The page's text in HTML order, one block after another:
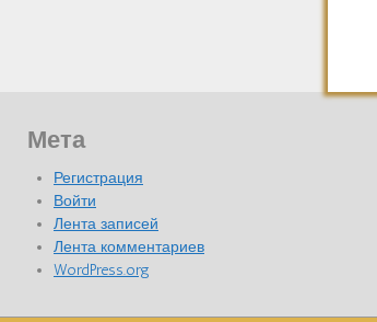
Мета
Регистрация
Войти
Лента записей
Лента комментариев
WordPress.org